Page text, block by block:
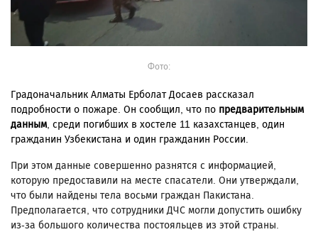
Фото:
Градоначальник Алматы Ерболат Досаев рассказал
подробности о пожаре. Он сообщил, что по предварительным
данным, среди погибших в хостеле 11 казахстанцев, один
гражданин Узбекистана и один гражданин России.
При этом данные совершенно разнятся с информацией,
которую предоставили на месте спасатели. Они утверждали,
что были найдены тела восьми граждан Пакистана.
Предполагается, что сотрудники ДЧС могли допустить ошибку
из-за большого количества постояльцев из этой страны.